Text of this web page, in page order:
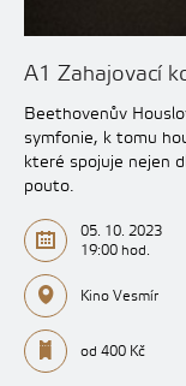
A1 Zahajovací
Beethovenův
symfonie, k tomu
které spojuje nejen
pouto.
05. 10. 2023
19:00 hod.
Kino Vesmír
od 400 Kč